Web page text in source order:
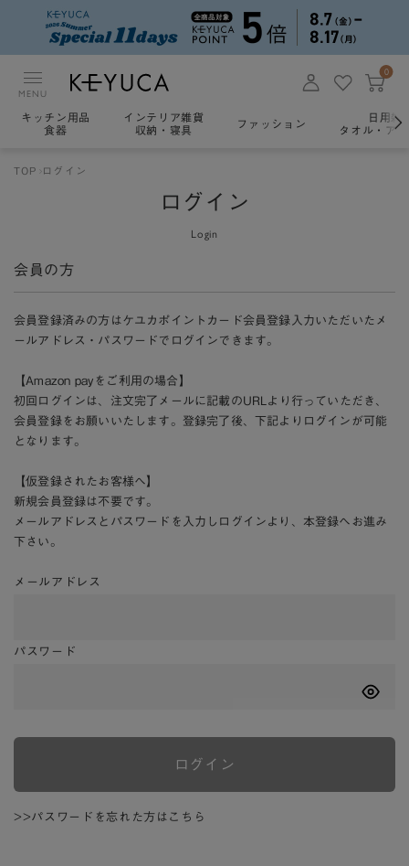
MENU
0
キッチン用品
食器
インテリア雑貨
収納・寝具
ファッション
日用雑
タオル・ア
TOP ログイン
ログイン
Login
会員の方
会員登録済みの方はケユカポイントカード会員登録入力いただいたメ
ールアドレス・パスワードでログインできます。
【Amazon payをご利用の場合】
初回ログインは、注文完了メールに記載のURLより行っていただき、
会員登録をお願いいたします。登録完了後、下記よりログインが可能
となります。
【仮登録されたお客様へ】
新規会員登録は不要です。
メールアドレスとパスワードを入力しログインより、本登録へお進み
下さい。
メールアドレス
パスワード
ログイン
>>パスワードを忘れた方はこちら